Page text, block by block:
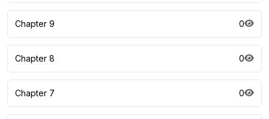
Chapter 9 0
Chapter 8 0
Chapter 7 0